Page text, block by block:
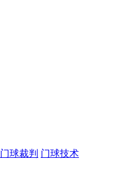
门球裁判 门球技术